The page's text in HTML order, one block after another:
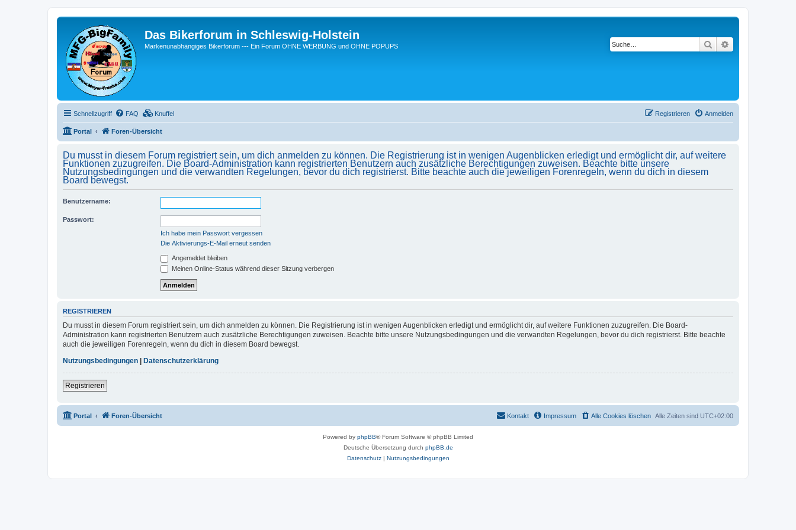
Das Bikerforum in Schleswig-Holstein
Markenunabhängiges Bikerforum --- Ein Forum OHNE WERBUNG und OHNE POPUPS Suche
Schnellzugriff FAQ Knuffel Anmelden
Registrieren
Portal Foren-Übersicht
Du musst in diesem Forum registriert sein, um dich anmelden zu können. Die Registrierung ist in wenigen Augenblicken erledigt und ermöglicht dir, auf weitere
Funktionen zuzugreifen. Die Board-Administration kann registrierten Benutzern auch zusätzliche Berechtigungen zuweisen. Beachte bitte unsere
Nutzungsbedingungen und die verwandten Regelungen, bevor du dich registrierst. Bitte beachte auch die jeweiligen Forenregeln, wenn du dich in diesem
Board bewegst.
Benutzername:
Passwort:
Ich habe mein Passwort vergessen
Die Aktivierungs-E-Mail erneut senden
Angemeldet bleiben
Meinen Online-Status während dieser Sitzung verbergen
REGISTRIEREN
Du musst in diesem Forum registriert sein, um dich anmelden zu können. Die Registrierung ist in wenigen Augenblicken erledigt und ermöglicht dir, auf weitere Funktionen zuzugreifen. Die Board-
Administration kann registrierten Benutzern auch zusätzliche Berechtigungen zuweisen. Beachte bitte unsere Nutzungsbedingungen und die verwandten Regelungen, bevor du dich registrierst. Bitte beachte
auch die jeweiligen Forenregeln, wenn du dich in diesem Board bewegst.
Nutzungsbedingungen | Datenschutzerklärung
Registrieren
Portal Foren-Übersicht Alle Zeiten sind UTC+02:00
Alle Cookies löschen
Impressum
Kontakt
Powered by phpBB® Forum Software © phpBB Limited
Deutsche Übersetzung durch phpBB.de
Datenschutz| Nutzungsbedingungen